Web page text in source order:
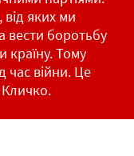
яких ми
вести боротьбу
Тому
час війни. Це
Кличко.